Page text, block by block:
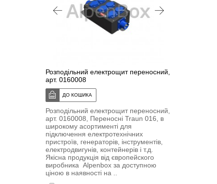
Розподільний електрощит переносний,
арт. 0160008
Розподільний електрощит переносний,
арт. 0160008, Переносні Traun 016, в
широкому асортименті для
підключення електротехнічних
пристроїв, генераторів, інструментів,
електродвигунів, контейнерів і т.д.
Якісна продукція від європейского
виробника Alpenbox за доступною
ціною в наявності на ..